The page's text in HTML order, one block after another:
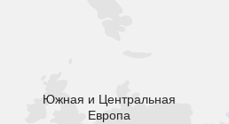
Южная и Центральная
Европа